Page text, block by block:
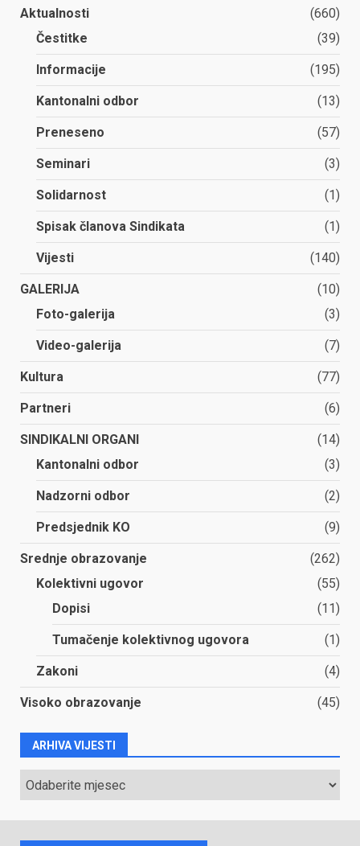
Aktualnosti
(660)
Čestitke
(39)
Informacije (195)
Kantonalni odbor (13)
Preneseno (57)
Seminari (3)
Solidarnost (1)
Spisak članova Sindikata (1)
Vijesti (140)
GALERIJA
(10)
Foto-galerija
(3)
Video-galerija (7)
Kultura (77)
Partneri (6)
SINDIKALNI ORGANI
(14)
Kantonalni odbor
(3)
Nadzorni odbor (2)
Predsjednik KO (9)
Srednje obrazovanje
(262)
Kolektivni ugovor
(55)
Dopisi
(11)
Tumačenje kolektivnog ugovora (1)
Zakoni (4)
Visoko obrazovanje (45)
ARHIVA VIJESTI
ARHIVA
VIJESTI